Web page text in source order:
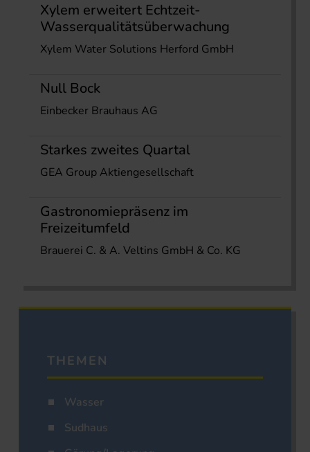
Xylem erweitert Echtzeit-
Wasserqualitätsüberwachung
Xylem Water Solutions Herford GmbH
Null Bock
Einbecker Brauhaus AG
Starkes zweites Quartal
GEA Group Aktiengesellschaft
Gastronomiepräsenz im
Freizeitumfeld
Brauerei C. & A. Veltins GmbH & Co. KG
THEMEN
Wasser
Sudhaus